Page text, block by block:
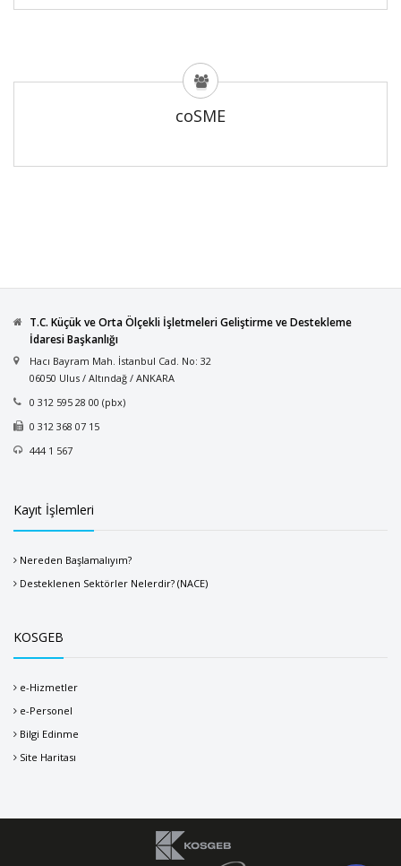
coSME
T.C. Küçük ve Orta Ölçekli İşletmeleri Geliştirme ve Destekleme
İdaresi Başkanlığı
Hacı Bayram Mah. İstanbul Cad. No: 32
06050 Ulus / Altındağ / ANKARA
0 312 595 28 00 (pbx)
0 312 368 07 15
444 1 567
Kayıt İşlemleri
Nereden Başlamalıyım?
Desteklenen Sektörler Nelerdir? (NACE)
KOSGEB
e-Hizmetler
e-Personel
Bilgi Edinme
Site Haritası